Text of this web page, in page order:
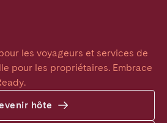
les voyageurs et services de
pour les propriétaires. Embrace
hôte